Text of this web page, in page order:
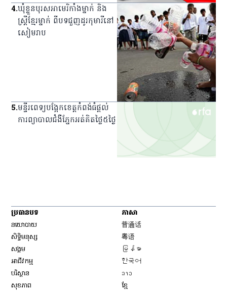
4.ឃុំ​ខ្លួន​បុរស​អាមេរិកាំង​ម្នាក់ និង​
ស្ត្រី​ខ្មែរ​ម្នាក់ ពី​បទ​ជួញ​ដូរ​កុមារី​នៅ​
សៀមរាប
5.មន្ទីរពេទ្យ​បង្អែក​ខេត្ត​កំពង់ធំ​ផ្ដល់​
ការ​ព្យាបាល​ជំងឺ​ភ្នែក​អត់​គិត​ថ្លៃ​៥​ថ្ងៃ
ប្រធានបទ
នយោបាយ
សិទ្ធិ​មនុស្ស
សង្គម
អាជីវកម្ម
បរិស្ថាន
សុខភាព
ភាសា
普通话
粤语
မြန်မာ
한국어
ລາວ
ខ្មែ